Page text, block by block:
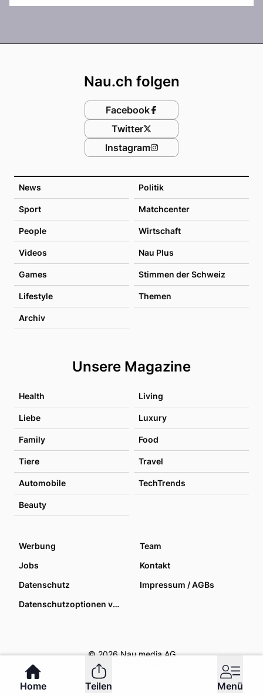
News Politik
Sport Matchcenter
People Wirtschaft
Videos Nau Plus
Games Stimmen der Schweiz
Lifestyle Themen
Archiv
Unsere Magazine
Health Living
Liebe Luxury
Family Food
Tiere Travel
Automobile TechTrends
Beauty
Nau.ch folgen
Facebook
Twitter
Instagram
Werbung
Team
Jobs
Kontakt
Datenschutz
Impressum / AGBs
Datenschutzoptionen verwalten
© 2026 Nau media AG
Home Teilen Menü